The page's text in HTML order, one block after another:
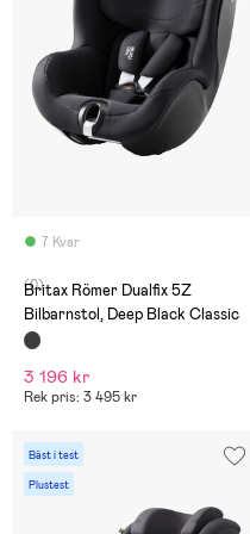
7 Kvar
(0)
Britax Römer Dualfix 5Z
Bilbarnstol, Deep Black Classic
3 196 kr
Rek pris: 3 495 kr
Bäst i test
Plustest